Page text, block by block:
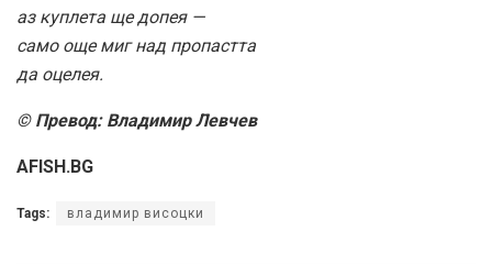
аз куплета ще допея —
само още миг над пропастта
да оцелея.
© Превод: Владимир Левчев
AFISH.BG
Tags: владимир висоцки